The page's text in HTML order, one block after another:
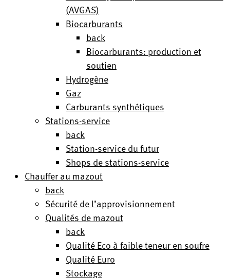
(AVGAS)
Biocarburants
back
Biocarburants: production et
soutien
Hydrogène
Gaz
Carburants synthétiques
Stations-service
back
Station-service du futur
Shops de stations-service
Chauffer au mazout
back
Sécurité de l’approvisionnement
Qualités de mazout
back
Qualité Eco à faible teneur en soufre
Qualité Euro
Stockage